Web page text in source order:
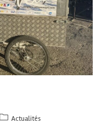
Actualités